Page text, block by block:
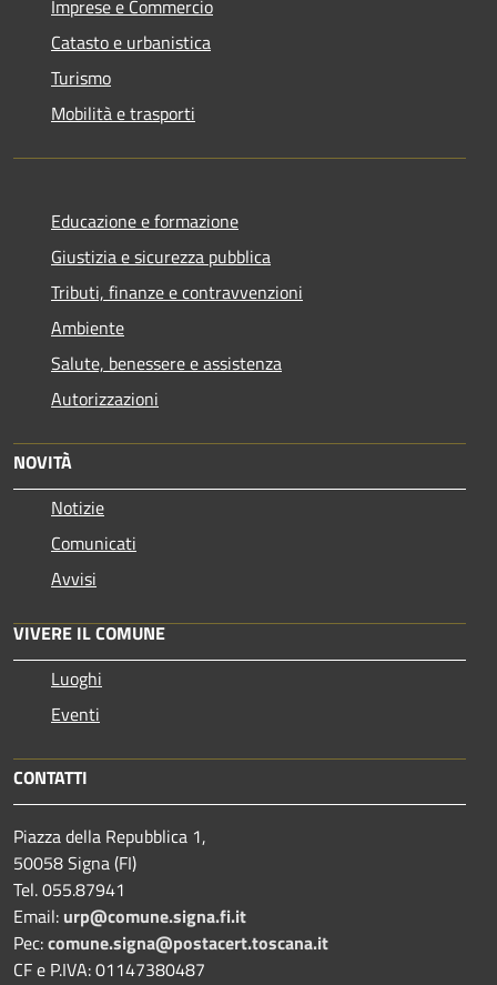
Imprese e Commercio
Catasto e urbanistica
Turismo
Mobilità e trasporti
Educazione e formazione
Giustizia e sicurezza pubblica
Tributi, finanze e contravvenzioni
Ambiente
Salute, benessere e assistenza
Autorizzazioni
NOVITÀ
Notizie
Comunicati
Avvisi
VIVERE IL COMUNE
Luoghi
Eventi
CONTATTI
Piazza della Repubblica 1,
50058 Signa (FI)
Tel. 055.87941
Email: urp@comune.signa.fi.it
Pec:comune.signa@postacert.toscana.it
CF e P.IVA: 01147380487